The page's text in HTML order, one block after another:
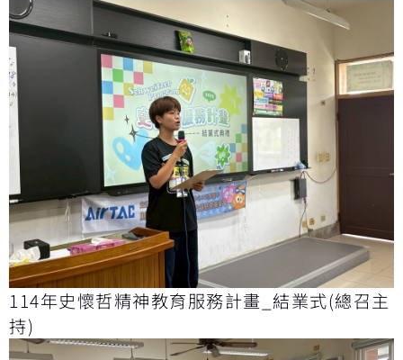
114年史懷哲精神教育服務計畫_結業式(總召主
持)